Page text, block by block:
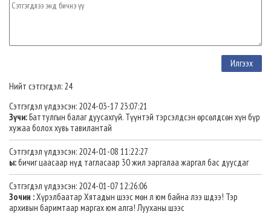
Нийт сэтгэгдэл: 24
Сэтгэгдэл үлдээсэн: 2024-03-17 23:07:21
Зүчи:Баттулгын балаг дуусахгүй. Түүнтэй тэрсэлдсэн өрсөлдсөн хүн бүр
хужаа болох хувь тавилантай
Сэтгэгдэл үлдээсэн: 2024-01-08 11:22:27
ы:бичиг цаасаар нүд тагласаар 30 жил эаргалаа жаргал бас дуусдаг
Сэтгэгдэл үлдээсэн: 2024-01-07 12:26:06
Зочин :Хүрэлбаатар Хятадын шээс мөн л юм байна лээ шдээ! Тэр
архивын баримтаар маргах юм алга! Лууханы шээс